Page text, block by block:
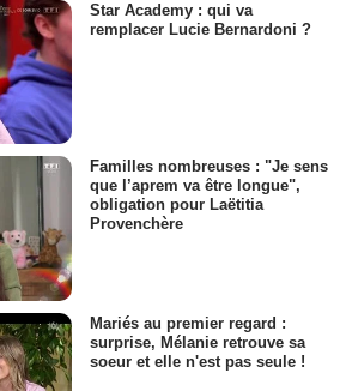
Star Academy : qui va
remplacer Lucie Bernardoni ?
Familles nombreuses : "Je sens
que l’aprem va être longue",
obligation pour Laëtitia
Provenchère
Mariés au premier regard :
surprise, Mélanie retrouve sa
soeur et elle n'est pas seule !